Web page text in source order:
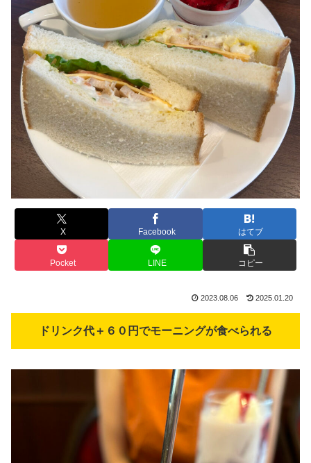
X Facebook はてブ
Pocket LINE コピー
2023.08.06 2025.01.20
ドリンク代＋６０円でモーニングが食べられる